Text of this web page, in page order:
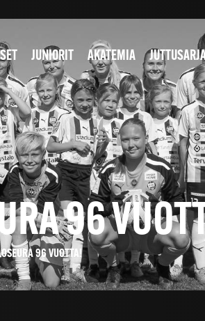
JUNIORIT AKATEMIA
96
96 VUOTTA!